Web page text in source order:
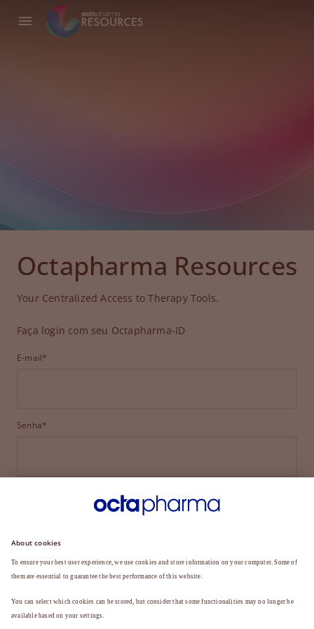
Octapharma Resources
Your Centralized Access to Therapy Tools.
Faça login com seu Octapharma-ID
E-mail*
Senha*
ENTRAR
ESQUECEU SUA SENHA?
Ainda não é membro?